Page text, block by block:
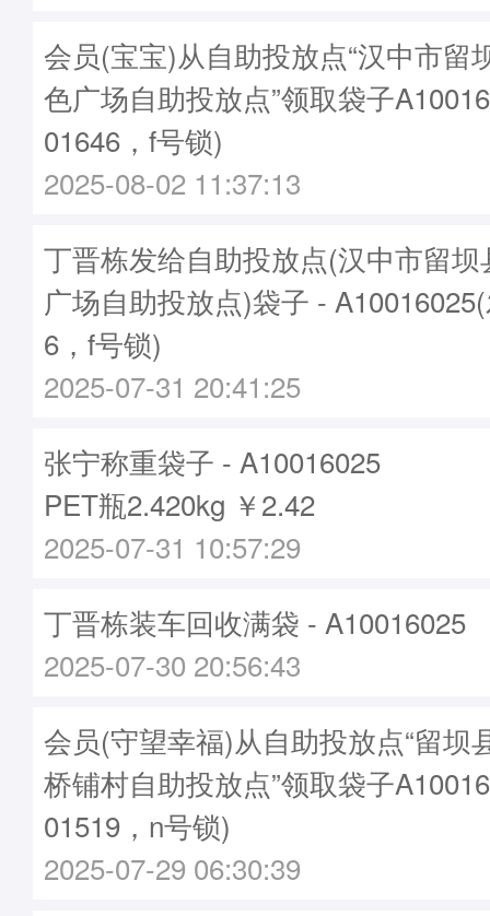
会员(宝宝)从自助投放点“汉中市留
色广场自助投放点”领取袋子
01646，f号锁)
2025-08-02 11:37:13
丁晋栋发给自助投放点(汉中市留
广场自助投放点)袋子 -
6，f号锁)
2025-07-31 20:41:25
张宁称重袋子 - A10016025
PET瓶2.420kg ￥2.42
2025-07-31 10:57:29
丁晋栋装车回收满袋 - A10016025
2025-07-30 20:56:43
会员(守望幸福)从自助投放点“留坝
桥铺村自助投放点”领取袋子
01519，n号锁)
2025-07-29 06:30:39